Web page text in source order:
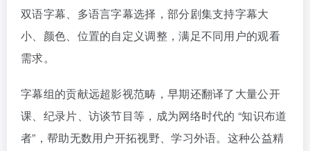
双语字幕、多语言字幕选择，部分剧集支持字幕大
小、颜色、位置的自定义调整，满足不同用户的观看
需求。
字幕组的贡献远超影视范畴，早期还翻译了大量公开
课、纪录片、访谈节目等，成为网络时代的 “知识布道
者”，帮助无数用户开拓视野、学习外语。这种公益精